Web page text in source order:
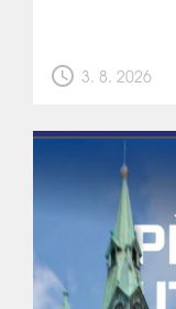
schedule 3. 8. 2026